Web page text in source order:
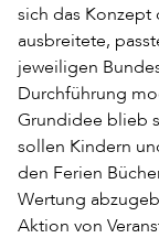
sich das Konzept
ausbreitete,
jeweiligen
Durchführung
Grundidee blieb
sollen Kindern
den Ferien
Wertung
Aktion von